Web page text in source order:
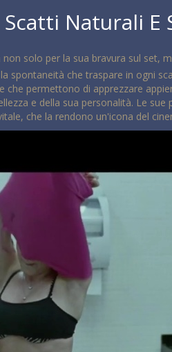
Naturali E
solo per la sua bravura sul set,
spontaneità che traspare in
permettono di apprezzare
e della sua personalità. Le
che la rendono un'icona del